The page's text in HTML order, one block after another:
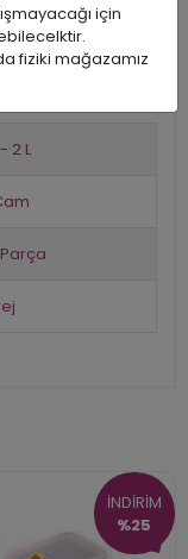
2 L
Parça
İNDİRİM
%25
için
fiziki mağazamız